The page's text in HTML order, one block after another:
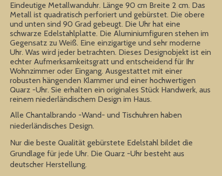
Eindeutige Metallwanduhr. Länge 90 cm Breite 2 cm. Das
Metall ist quadratisch perforiert und gebürstet. Die obere
und unten sind 90 Grad gebeugt. Die Uhr hat eine
schwarze Edelstahlplatte. Die Aluminiumfiguren stehen im
Gegensatz zu Weiß. Eine einzigartige und sehr moderne
Uhr. Was wird jeder betrachten. Dieses Designobjekt ist ein
echter Aufmerksamkeitsgratt und entscheidend für Ihr
Wohnzimmer oder Eingang. Ausgestattet mit einer
robusten hängenden Klammer und einer hochwertigen
Quarz -Uhr. Sie erhalten ein originales Stück Handwerk, aus
reinem niederländischem Design im Haus.
Alle Chantalbrando -Wand- und Tischuhren haben
niederländisches Design.
Nur die beste Qualität gebürstete Edelstahl bildet die
Grundlage für jede Uhr. Die Quarz -Uhr besteht aus
deutscher Herstellung.